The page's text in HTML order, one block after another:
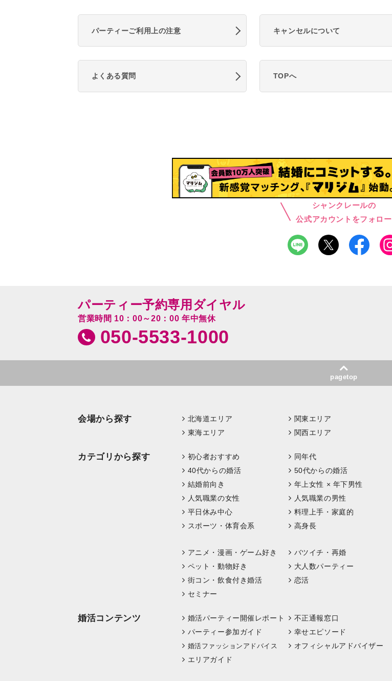
パーティーご利用上の注意 キャンセルについて
よくある質問 TOPへ
シャンクレールの
公式アカウントをフォロー
パーティー予約専用ダイヤル
営業時間 10：00～20：00 年中無休
050-5533-1000
pagetop
会場から探す 北海道エリア 関東エリア
東海エリア
関西エリア
カテゴリから探す 初心者おすすめ 同年代
40代からの婚活
50代からの婚活
結婚前向き
年上女性 × 年下男性
人気職業の女性
人気職業の男性
平日休み中心
料理上手・家庭的
スポーツ・体育会系
高身長
アニメ・漫画・ゲーム好き
バツイチ・再婚
ペット・動物好き
大人数パーティー
街コン・飲食付き婚活
恋活
セミナー
婚活コンテンツ 婚活パーティー開催レポート 不正通報窓口
パーティー参加ガイド
幸せエピソード
婚活ファッションアドバイス オフィシャルアドバイザー
エリアガイド